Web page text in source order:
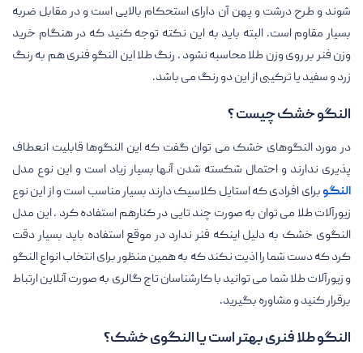
شوند و طرح درشت و پهن آن دارای استحکام بالایی است و در مقابل ضربه
بسیار مقاوم است. البته باید به این نکته توجه کنید که در هنگام خرید
وزن فنر بر روی وزن طلا محاسبه نشود . رنگ طلا این النگو فنری هم به رنگ
زرد و سفید یا ترکیبی از این دو رنگ می باشد.
النگو خشک چیست ؟
در مورد النگوهای خشک می توان گفت که این النگوها قابلیت انعطاف
پذیری ندارند و احتمال شکسته شدن آنها بسیار زیاد است و این نوع مدل
النگوبرای افرادی که استایل کلاسیک دارند بسیار مناسب است و از این نوع
زیورآلات طلا می توان به صورت چند تایی در کنارهم استفاده کرد . این مدل
النگوی خشک به دلیل اینکه فنر ندارد در موقع استفاده باید بسیار دقت
کرد که دست شما را اذیت نکند که به همین منظور برای انتخاب انواع النگو
و زیورآلات طلا شما می توانید با کارشناسان تاج گالری به صورت آنلاین ارتباط
برقرار کنید و مشاوره بگیرید.
النگو طلا فنری بهتر است یا النگوی خشک؟